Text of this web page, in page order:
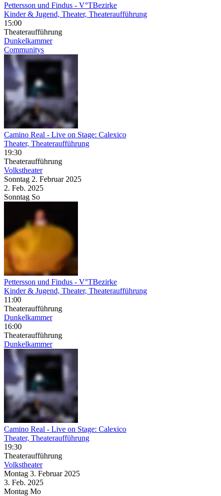
Pettersson und Findus - V°TBezirke
Kinder & Jugend, Theater, Theateraufführung
15:00
Theateraufführung
Dunkelkammer
Communitys
Camino Real - Live on Stage: Calexico
Theater, Theateraufführung
19:30
Theateraufführung
Volkstheater
Sonntag 2. Februar 2025
2. Feb. 2025
Sonntag So
Pettersson und Findus - V°TBezirke
Kinder & Jugend, Theater, Theateraufführung
11:00
Theateraufführung
Dunkelkammer
16:00
Theateraufführung
Dunkelkammer
Camino Real - Live on Stage: Calexico
Theater, Theateraufführung
19:30
Theateraufführung
Volkstheater
Montag 3. Februar 2025
3. Feb. 2025
Montag Mo